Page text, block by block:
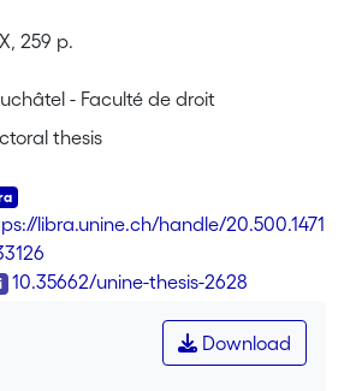
259 p.
- Faculté de droit
thesis
libra.unine.ch/handle/20.500.1471
10.35662/unine-thesis-2628
Download